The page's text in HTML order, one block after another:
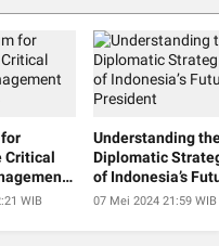
Critical
WIB
Understanding
Diplomatic
of Indonesia’s
President
07 Mei 2024 21:59 WIB